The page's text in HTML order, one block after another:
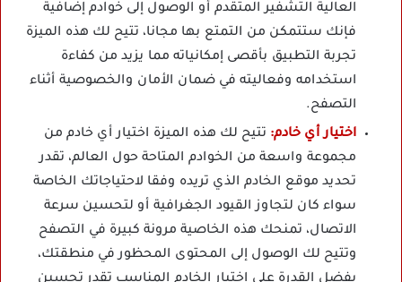
العالية التشفير المتقدم أو الوصول إلى خوادم إضافية
فإنك ستتمكن من التمتع بها مجانا، تتيح لك هذه الميزة
تجربة التطبيق بأقصى إمكانياته مما يزيد من كفاءة
استخدامه وفعاليته في ضمان الأمان والخصوصية أثناء
التصفح.
اختيار أي خادم: تتيح لك هذه الميزة اختيار أي خادم من
مجموعة واسعة من الخوادم المتاحة حول العالم، تقدر
تحديد موقع الخادم الذي تريده وفقا لاحتياجاتك الخاصة
سواء كان لتجاوز القيود الجغرافية أو لتحسين سرعة
الاتصال، تمنحك هذه الخاصية مرونة كبيرة في التصفح
وتتيح لك الوصول إلى المحتوى المحظور في منطقتك،
بفضل القدرة على اختيار الخادم المناسب تقدر تحسين